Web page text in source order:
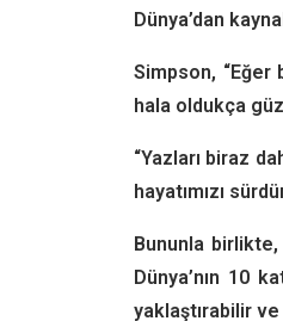
Dünya’dan
Simpson,
hala oldukça
“Yazları biraz
hayatımızı
Bununla
Dünya’nın 10
yaklaştırabilir